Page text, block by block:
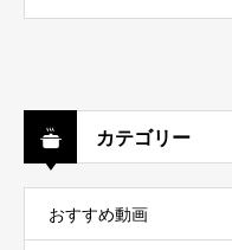
カテゴリー
おすすめ動画